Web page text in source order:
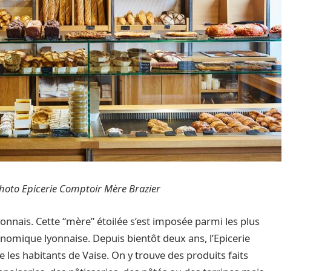
Epicerie Comptoir Mère Brazier
Cette “mère” étoilée s’est imposée parmi les plus
lyonnaise. Depuis bientôt deux ans, l’Epicerie
les habitants de Vaise. On y trouve des produits faits